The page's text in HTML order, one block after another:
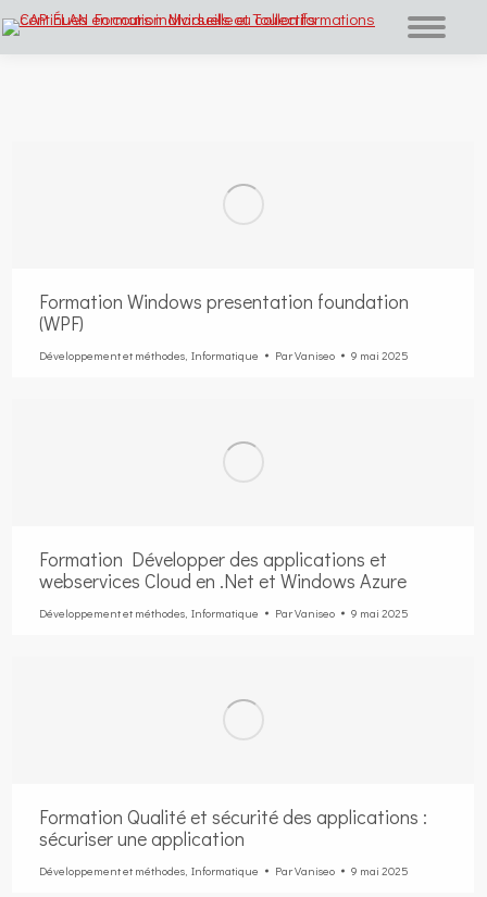
Formation Windows presentation foundation
(WPF)
Développement et méthodes, Informatique ParVaniseo 9 mai 2025
Formation Développer des applications et
webservices Cloud en .Net et Windows Azure
Développement et méthodes, Informatique ParVaniseo 9 mai 2025
Formation Qualité et sécurité des applications :
sécuriser une application
Développement et méthodes, Informatique ParVaniseo 9 mai 2025